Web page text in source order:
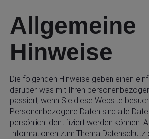
Allgemeine
Hinweise
Die folgenden Hinweise geben einen
darüber, was mit Ihren
passiert, wenn Sie diese Website
Personenbezogene Daten sind alle
persönlich identifiziert werden können.
Informationen zum Thema Datenschutz